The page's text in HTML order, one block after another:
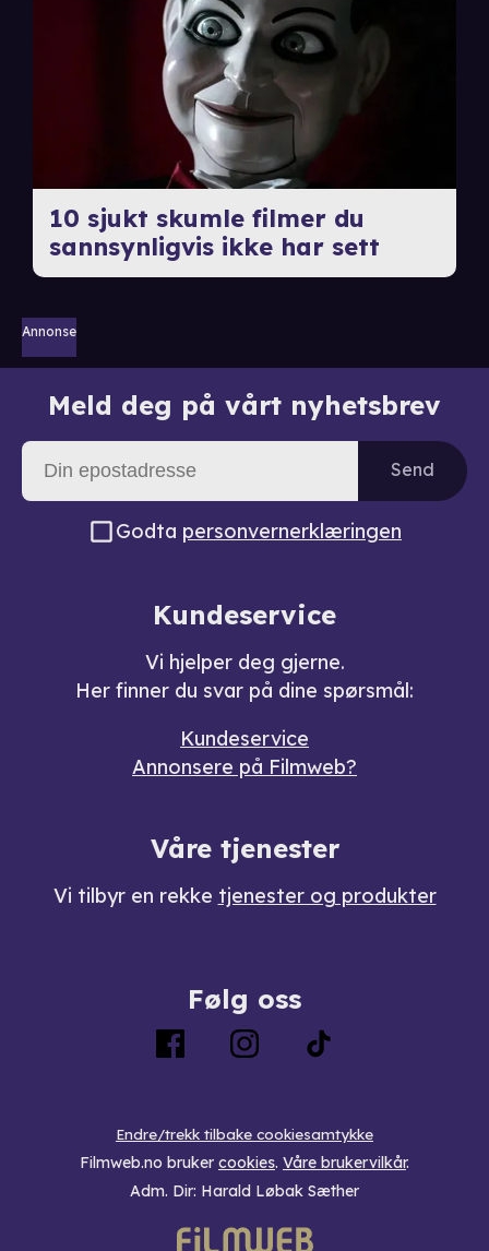
10 sjukt skumle filmer du
sannsynligvis ikke har sett
Annonse
Meld deg på vårt nyhetsbrev
Send
Godta personvernerklæringen
Kundeservice
Vi hjelper deg gjerne.
Her finner du svar på dine spørsmål:
Kundeservice
Annonsere på Filmweb?
Våre tjenester
Vi tilbyr en rekke tjenester og produkter
Følg oss
Endre/trekk tilbake cookiesamtykke
Filmweb.no bruker cookies. Våre brukervilkår.
Adm. Dir: Harald Løbak Sæther